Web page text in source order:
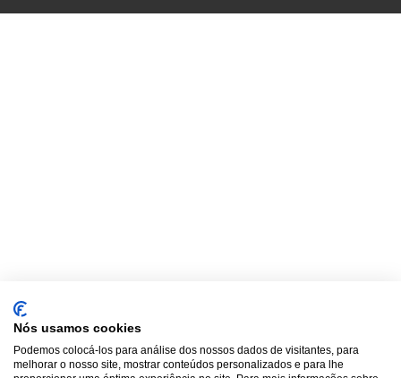
Nós usamos cookies
Podemos colocá-los para análise dos nossos dados de visitantes, para
melhorar o nosso site, mostrar conteúdos personalizados e para lhe